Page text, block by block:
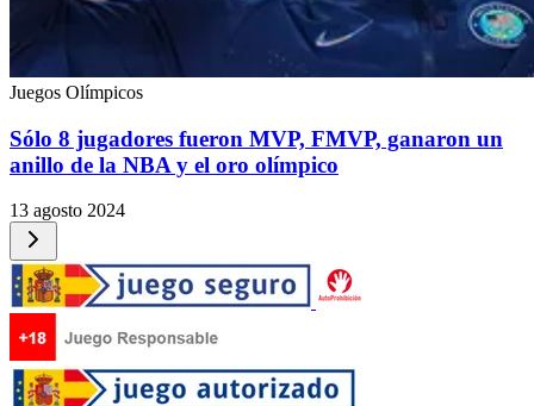
Juegos Olímpicos
Sólo 8 jugadores fueron MVP, FMVP, ganaron un
anillo de la NBA y el oro olímpico
13 agosto 2024